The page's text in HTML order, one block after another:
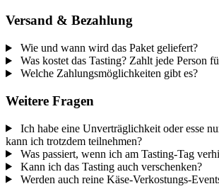
Versand & Bezahlung
Wie und wann wird das Paket geliefert?
Was kostet das Tasting? Zahlt jede Person
Welche Zahlungsmöglichkeiten gibt es?
Weitere Fragen
Ich habe eine Unverträglichkeit oder esse
kann ich trotzdem teilnehmen?
Was passiert, wenn ich am Tasting-Tag
Kann ich das Tasting auch verschenken?
Werden auch reine Käse-Verkostungs-